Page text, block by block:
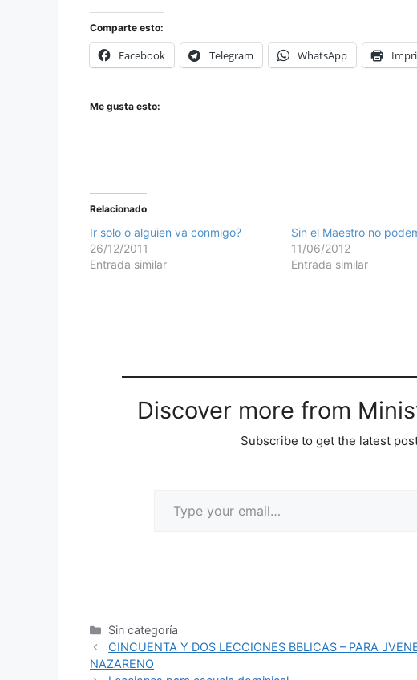
Comparte esto:
Facebook Telegram WhatsApp
Me gusta esto:
Relacionado
Ir solo o alguien va conmigo?
26/12/2011
Entrada similar
Sin el Maestro no
11/06/2012
Entrada similar
Discover more from
Subscribe to get the latest
Sin categoría
CINCUENTA Y DOS LECCIONES BBLICAS – PARA
NAZARENO